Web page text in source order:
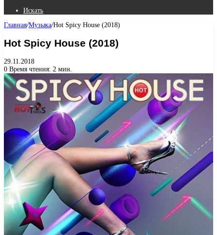
Искать
Главная/Музыка/Hot Spicy House (2018)
Hot Spicy House (2018)
29.11.2018
0 Время чтения: 2 мин.